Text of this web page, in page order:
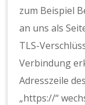
zum Beispiel
an uns als
TLS-
Verbindung
Adresszeile
„https://“